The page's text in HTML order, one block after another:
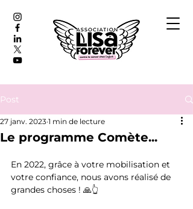
Post
Le programme Comète...
27 janv. 2023 1 min de lecture
En 2022, grâce à votre mobilisation et
votre confiance, nous avons réalisé de
grandes choses ! 🙏👆